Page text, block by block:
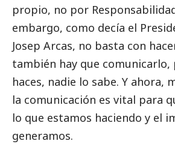
propio, no por
embargo, como decía el
Josep Arcas, no basta con
también hay que comunicarlo,
haces, nadie lo sabe. Y ahora,
la comunicación es vital para
lo que estamos haciendo y el
generamos.